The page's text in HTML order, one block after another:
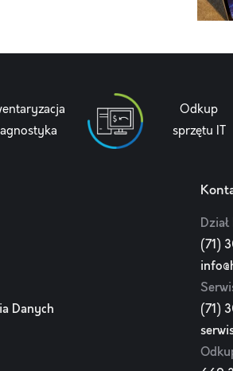
Odkup
sprzętu IT
Danych
(71)
(71)